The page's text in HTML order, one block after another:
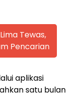
Tewas,
Pencarian
aplikasi
satu bulan